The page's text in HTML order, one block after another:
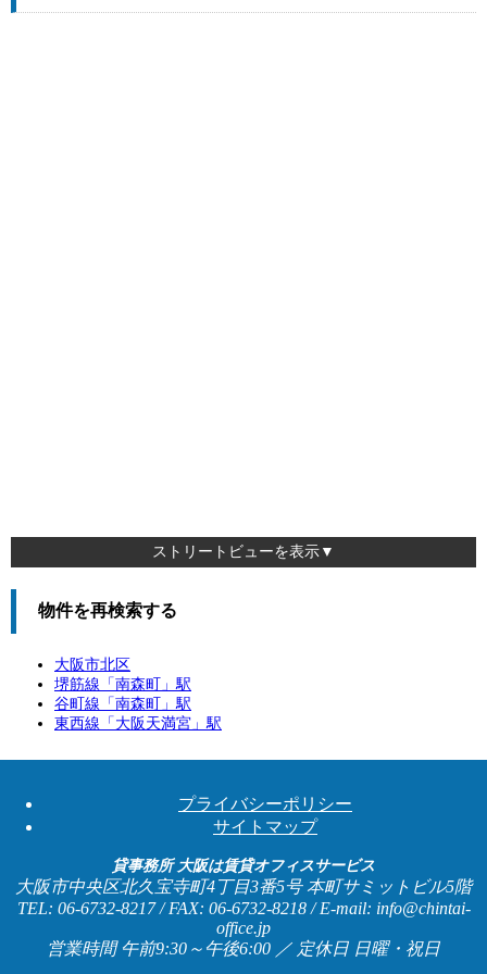
ストリートビューを表示▼
物件を再検索する
大阪市北区
堺筋線「 南森町
」駅
谷町線「 南森町
」駅
東西線「 大阪天満宮 」駅
プライバシーポリシー
サイトマップ
貸事務所 大阪は賃貸オフィスサービス
大阪市中央区北久宝寺町4丁目3番5号 本町サミットビル5階
TEL: 06-6732-8217 / FAX: 06-6732-8218 / E-mail: info@chintai-
office.jp
営業時間 午前9:30～午後6:00 ／ 定休日 日曜・祝日